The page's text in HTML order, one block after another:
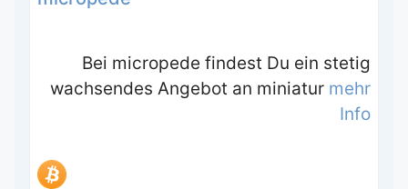
Bei micropede findest Du ein stetig
wachsendes Angebot an miniatur mehr
Info